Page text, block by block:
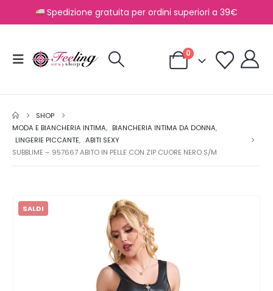
Spedizione gratuita per ordini superiori a 39€
0
SHOP
MODA E BIANCHERIA INTIMA, BIANCHERIA INTIMA DA DONNA,
LINGERIE PICCANTE, ABITI SEXY
SUBBLIME – 957667 ABITO IN PELLE CON ZIP CUORE NERO S/M
SALDI